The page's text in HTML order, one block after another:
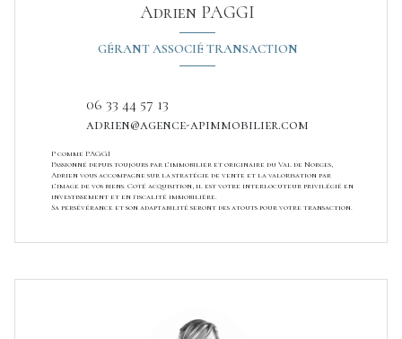
Adrien PAGGI
GÉRANT ASSOCIÉ TRANSACTION
06 33 44 57 13
adrien@agence-apimmobilier.com
P comme PAGGI
Passionné depuis toujours par l’immobilier et originaire du Val de Norges,
Adrien vous accompagne sur la stratégie de vente et la valorisation par
l’image de vos biens. Coté acquisition, il est votre interlocuteur privilégié en
investissement et en fiscalité immobilière.
Sa persévérance et son adaptabilité seront des atouts pour votre transaction.